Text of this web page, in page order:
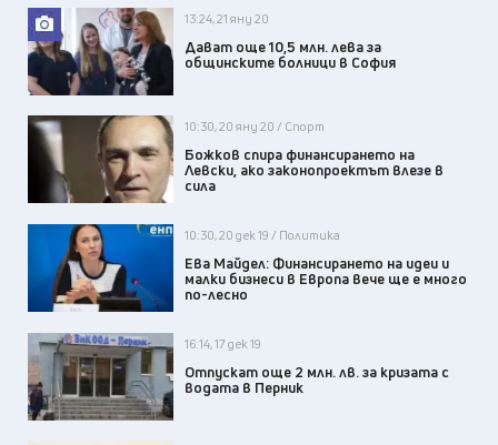
13:24, 21 яну 20
Дават още 10,5 млн. лева за
общинските болници в София
10:30, 20 яну 20 / Спорт
Божков спира финансирането на
Левски, ако законопроектът влезе в
сила
10:30, 20 дек 19 / Политика
Ева Майдел: Финансирането на идеи и
малки бизнеси в Европа вече ще е много
по-лесно
16:14, 17 дек 19
Отпускат още 2 млн. лв. за кризата с
водата в Перник